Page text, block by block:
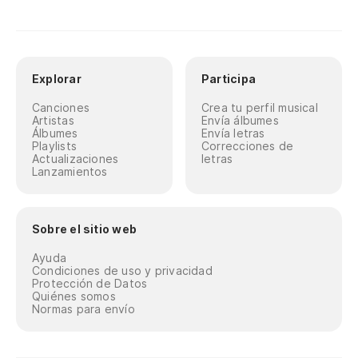
Explorar
Canciones
Artistas
Álbumes
Playlists
Actualizaciones
Lanzamientos
Participa
Crea tu perfil musical
Envía álbumes
Envía letras
Correcciones de
letras
Sobre el sitio web
Ayuda
Condiciones de uso y privacidad
Protección de Datos
Quiénes somos
Normas para envío